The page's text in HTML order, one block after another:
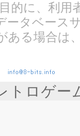
的に、利用
ータベース
ある場合は
トロゲー